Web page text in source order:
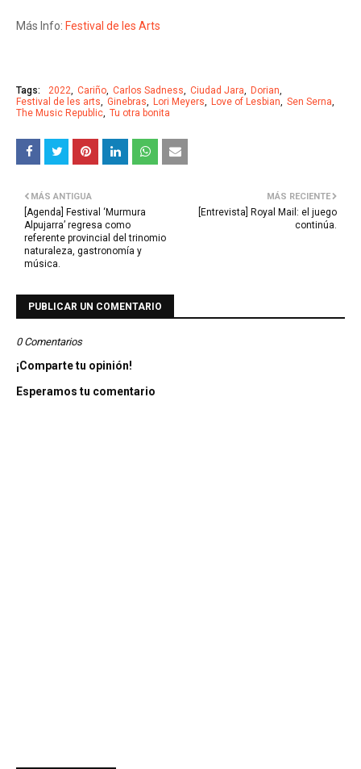
Más Info: Festival de les Arts
Tags: 2022 Cariño Carlos Sadness Ciudad Jara
Dorian
Festival de les arts
Ginebras Lori Meyers Love of Lesbian
Sen Serna
The Music Republic Tu otra bonita
MÁS RECIENTE
[Entrevista] Royal Mail: el juego
continúa.
MÁS ANTIGUA
[Agenda] Festival ‘Murmura
Alpujarra’ regresa como
referente provincial del trinomio
naturaleza, gastronomía y
música.
PUBLICAR UN COMENTARIO
0 Comentarios
¡Comparte tu opinión!
Esperamos tu comentario